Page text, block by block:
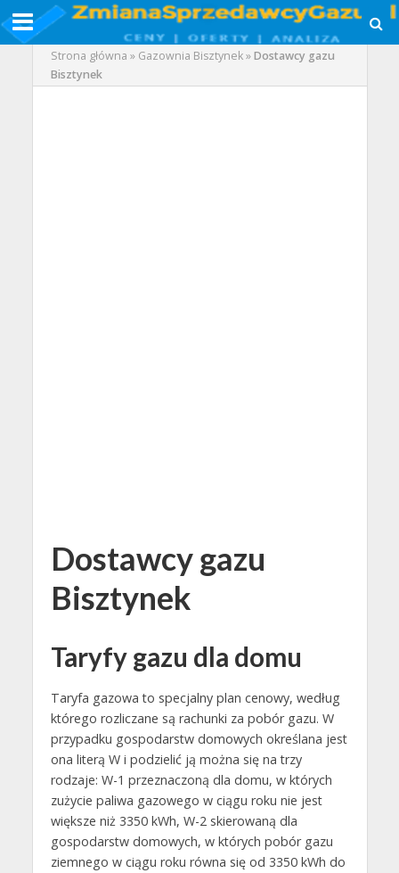
Strona główna » Gazownia Bisztynek»Dostawcy gazu
Bisztynek
Dostawcy gazu
Bisztynek
Taryfy gazu dla domu
Taryfa gazowa to specjalny plan cenowy, według
którego rozliczane są rachunki za pobór gazu. W
przypadku gospodarstw domowych określana jest
ona literą W i podzielić ją można się na trzy
rodzaje: W-1 przeznaczoną dla domu, w których
zużycie paliwa gazowego w ciągu roku nie jest
większe niż 3350 kWh, W-2 skierowaną dla
gospodarstw domowych, w których pobór gazu
ziemnego w ciągu roku równa się od 3350 kWh do